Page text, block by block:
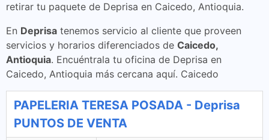
retirar tu paquete de Deprisa en Caicedo, Antioquia.
En Deprisa tenemos servicio al cliente que proveen
servicios y horarios diferenciados de Caicedo,
Antioquia. Encuéntrala tu oficina de Deprisa en
Caicedo, Antioquia más cercana aquí. Caicedo
PAPELERIA TERESA POSADA - Deprisa
PUNTOS DE VENTA